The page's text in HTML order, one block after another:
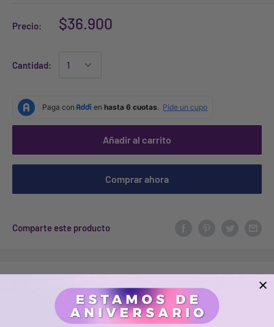
Precio: $36.900
Cantidad:
Añadir al carrito
Comprar ahora
Comparte este producto
Descripción
Ideal para cabellos tratados, maltratados y secos.